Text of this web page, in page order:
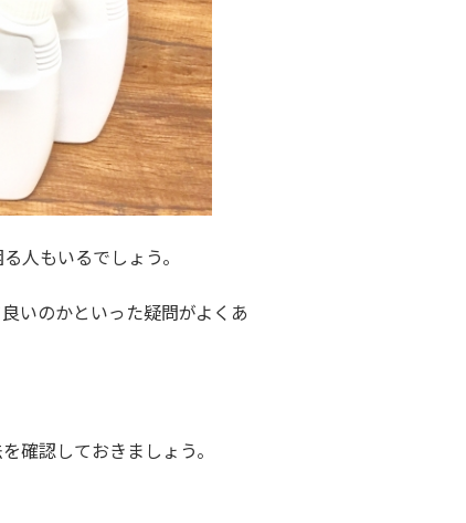
人もいるでしょう。
いのかといった疑問がよくあ
確認しておきましょう。